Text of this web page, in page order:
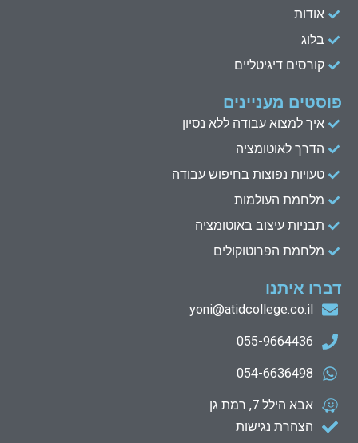
אודות
בלוג
קורסים דיגיטליים
פוסטים מעניינים
איך למצוא עבודה ללא נסיון
הדרך לאוטומציה
טעויות נפוצות בחיפוש עבודה
מלחמת העולמות
תבניות עיצוב באוטומציה
מלחמת הפרוטוקולים
דברו איתנו
yoni@atidcollege.co.il
055-9664436
054-6636498
אבא הילל 7, רמת גן
הצהרת נגישות